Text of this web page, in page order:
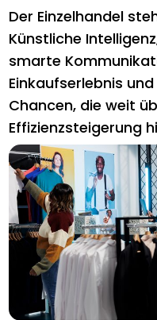
Der Einzelhandel
Künstliche
smarte
Einkaufserlebnis
Chancen, die weit
Effizienzsteigerung